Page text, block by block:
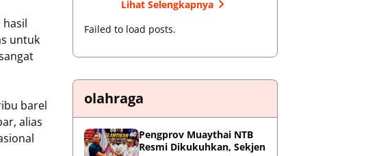
hasil
untuk
barel
alias
Lihat Selengkapnya
Failed to load posts.
olahraga
Pengprov Muaythai NTB
Resmi Dikukuhkan, Sekjen